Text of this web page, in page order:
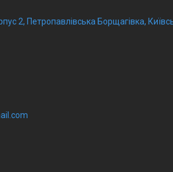
2, Петропавлівська Борщагівка,